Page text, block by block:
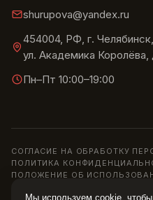
shurupova@yandex.ru
454004, РФ, г. Челябинск,
ул. Академика Королёва,
Пн–Пт 10:00–19:00
СОГЛАСИЕ НА ОБРАБОТКУ
ПОЛИТИКА
ПОЛОЖЕНИЕ ОБ
Мы используем cookie, чтобы